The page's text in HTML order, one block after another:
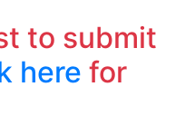
to submit
here for